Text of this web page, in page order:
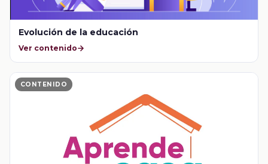
Evolución de la educación
Ver contenido
CONTENIDO